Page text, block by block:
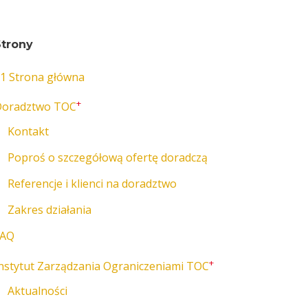
Strona główna
TOC+
Kontakt
Poproś o szczegółową ofertę doradczą
Referencje i klienci na doradztwo
Zakres działania
Zarządzania Ograniczeniami TOC+
Aktualności